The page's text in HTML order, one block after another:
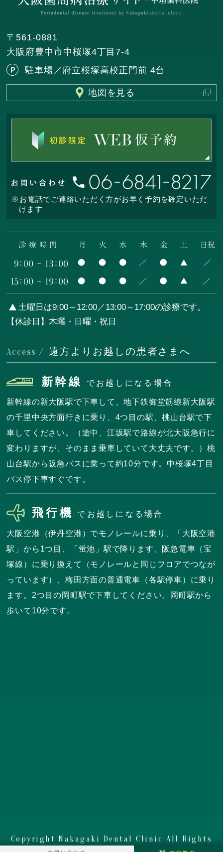
〒561-0881
大阪府豊中市中桜塚4丁目7-4
駐車場／府立桜塚高校正門前 4台
地図を見る
※お電話でご連絡いただく方がお早く予約を確定いただ
けます
土曜日は9:00～12:00／13:00～17:00の診療です。
【休診日】木曜・日曜・祝日
Access / 遠方よりお越しの患者さまへ
新幹線 でお越しになる場合
新幹線の新大阪駅で下車して、地下鉄御堂筋線新大阪駅
の千里中央方面行きに乗り、4つ目の駅、桃山台駅で下
車してください。（途中、江坂駅で路線が北大阪急行に
変わりますが、そのまま乗車していて大丈夫です。）桃
山台駅から阪急バスに乗って約10分です。中桜塚4丁目
バス停下車すぐです。
飛行機 でお越しになる場合
大阪空港（伊丹空港）でモノレールに乗り、「大阪空港
駅」から1つ目、「蛍池」駅で降ります。阪急電車（宝
塚線）に乗り換えて（モノレールと同じフロアでつなが
っています）、梅田方面の普通電車（各駅停車）に乗り
ます。2つ目の岡町駅で下車してください。岡町駅から
歩いて10分です。
Copyright Nakagaki Dental Clinic All Rights